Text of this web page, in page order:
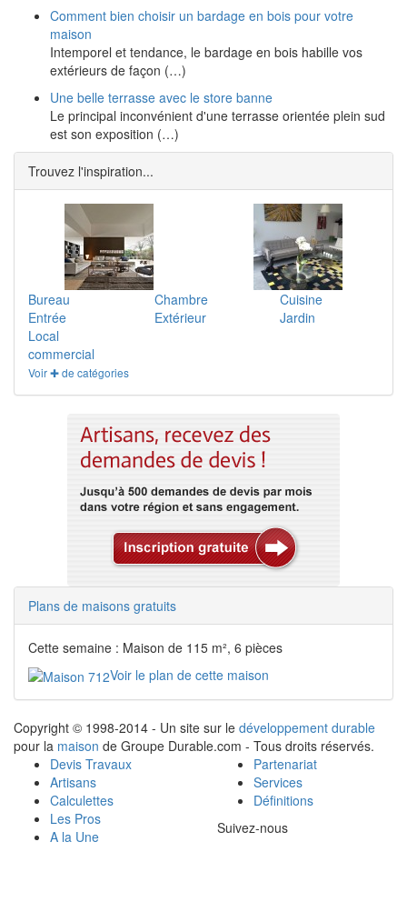
Comment bien choisir un bardage en bois pour votre
maison
Intemporel et tendance, le bardage en bois habille vos
extérieurs de façon (…)
Une belle terrasse avec le store banne
Le principal inconvénient d'une terrasse orientée plein sud
est son exposition (…)
Trouvez l'inspiration...
Bureau Chambre
Cuisine
Entrée
Extérieur
Jardin
Local
commercial
Voir ✚ de catégories
Plans de maisons gratuits
Cette semaine : Maison de 115 m², 6 pièces
Voir le plan de cette maison
Copyright © 1998-2014 - Un site sur le développement durable
pour la maison de Groupe Durable.com - Tous droits réservés.
Devis Travaux
Artisans
Calculettes
Les Pros
A la Une
Partenariat
Services
Définitions
Suivez-nous